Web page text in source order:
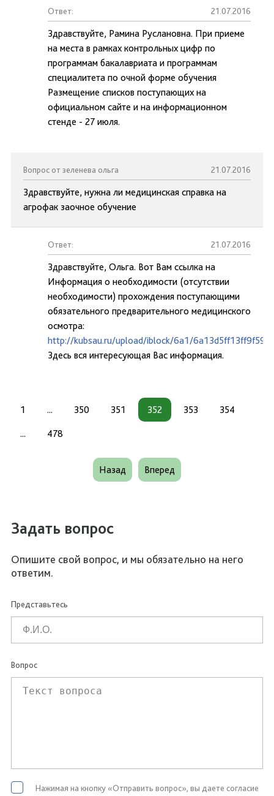
Ответ: 21.07.2016
Здравствуйте, Рамина Руслановна. При приеме
на места в рамках контрольных цифр по
программам бакалавриата и программам
специалитета по очной форме обучения
Размещение списков поступающих на
официальном сайте и на информационном
стенде - 27 июля.
Вопрос от зеленева ольга 21.07.2016
Здравствуйте, нужна ли медицинская справка на
агрофак заочное обучение
Ответ: 21.07.2016
Здравствуйте, Ольга. Вот Вам ссылка на
Информация о необходимости (отсутствии
необходимости) прохождения поступающими
обязательного предварительного медицинского
осмотра:
http://kubsau.ru/upload/iblock/6a1/
Здесь вся интересующая Вас информация.
1 ... 350 351 352 353 354
... 478
Назад Вперед
Задать вопрос
Опишите свой вопрос, и мы обязательно на него
ответим.
Представьтесь
Вопрос
Нажимая на кнопку «Отправить вопрос», вы даете согласие